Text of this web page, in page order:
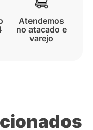
Atendemos
no atacado e
varejo